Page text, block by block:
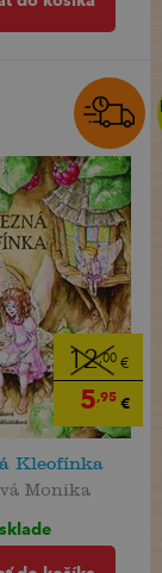
12,00 €
5,95 €
Kleofínka
Monika